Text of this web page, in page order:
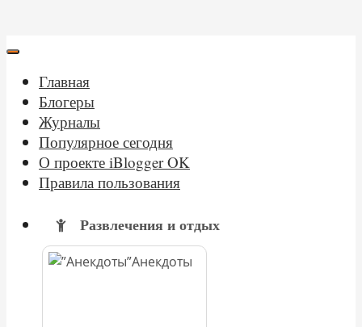
Главная
Блогеры
Журналы
Популярное сегодня
О проекте iBlogger OK
Правила пользования
Развлечения и отдых
Анекдоты